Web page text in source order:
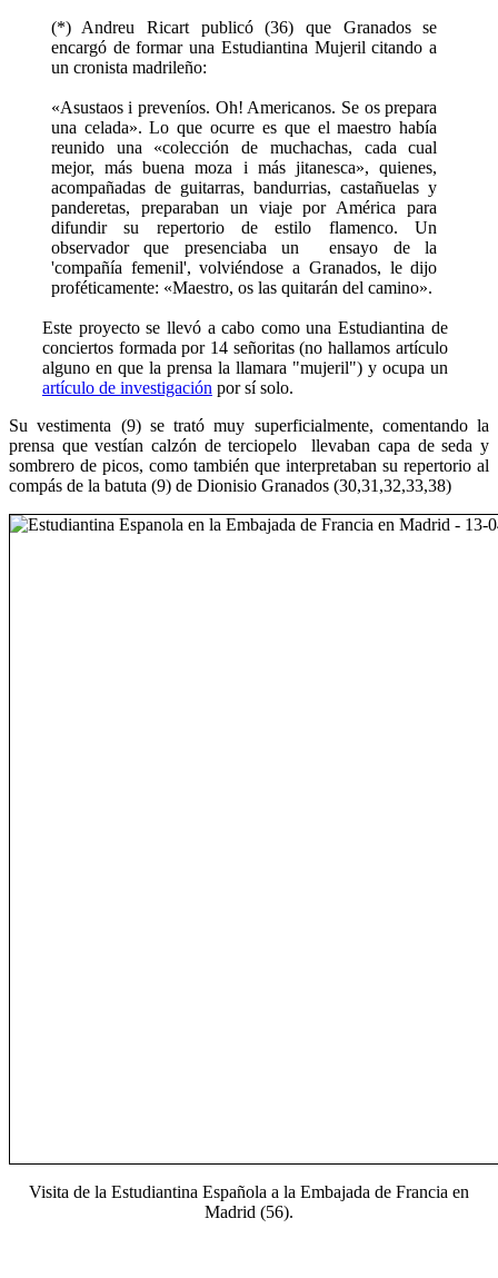
(*) Andreu Ricart publicó (36) que Granados se
encargó de formar una Estudiantina Mujeril citando a
un cronista madrileño:
«Asustaos i preveníos. Oh! Americanos. Se os prepara
una celada». Lo que ocurre es que el maestro había
reunido una «colección de muchachas, cada cual
mejor, más buena moza i más jitanesca», quienes,
acompañadas de guitarras, bandurrias, castañuelas y
panderetas, preparaban un viaje por América para
difundir su repertorio de estilo flamenco. Un
observador que presenciaba un ensayo de la
'compañía femenil', volviéndose a Granados, le dijo
proféticamente: «Maestro, os las quitarán del camino».
Este proyecto se llevó a cabo como una Estudiantina de
conciertos formada por 14 señoritas (no hallamos artículo
alguno en que la prensa la llamara "mujeril") y ocupa un
artículo de investigación por sí solo.
Su vestimenta (9) se trató muy superficialmente, comentando la
prensa que vestían calzón de terciopelo llevaban capa de seda y
sombrero de picos, como también que interpretaban su repertorio al
compás de la batuta (9) de Dionisio Granados (30,31,32,33,38)
Visita de la Estudiantina Española a la Embajada de Francia en
Madrid (56).